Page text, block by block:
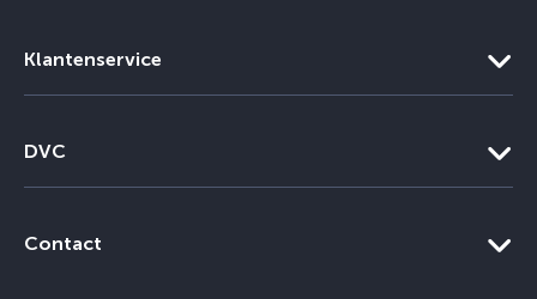
Klantenservice
DVC
Contact